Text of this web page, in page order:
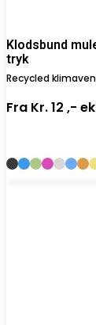
Klodsbund
tryk
Recycled
Fra Kr. 12 ,-